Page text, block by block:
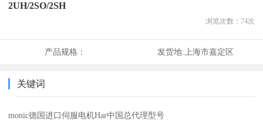
2UH/2SO/2SH
浏览次数： 74次
产品规格： 发货地: 上海市嘉定区
关键词
monic德国进口伺服电机Har中国总代理型号